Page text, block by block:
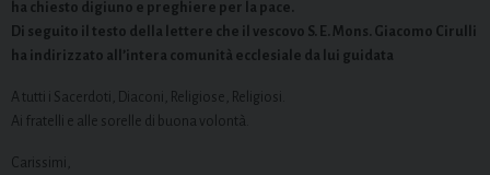
ha chiesto digiuno e preghiere per la pace.
Di seguito il testo della lettere che il vescovo S. E. Mons. Giacomo Cirulli
ha indirizzato all’intera comunità ecclesiale da lui guidata
A tutti i Sacerdoti, Diaconi, Religiose, Religiosi.
Ai fratelli e alle sorelle di buona volontà.
Carissimi,